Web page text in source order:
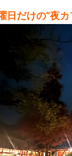
日だけの“夜カ